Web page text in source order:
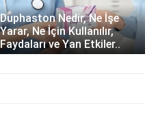
Duphaston Nedir, Ne İşe
Yarar, Ne İçin Kullanılır,
Faydaları ve Yan Etkiler..